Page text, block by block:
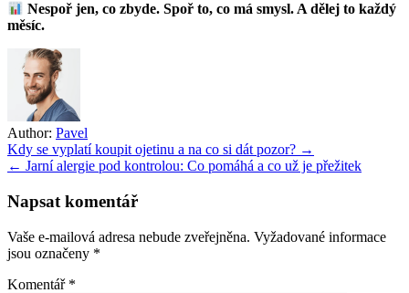
Nespoř jen, co zbyde. Spoř to, co má smysl. A dělej to každý
měsíc.
Author: Pavel
Navigace
pro
příspěvek
Kdy se vyplatí koupit ojetinu a na co si dát pozor? →
← Jarní alergie pod kontrolou: Co pomáhá a co už je přežitek
Napsat komentář
Vaše e-mailová adresa nebude zveřejněna. Vyžadované informace
jsou označeny *
Komentář *